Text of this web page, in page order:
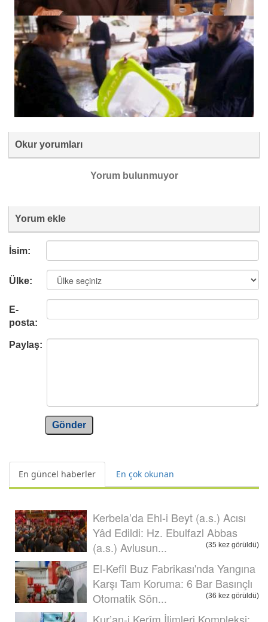
Okur yorumları
Yorum bulunmuyor
Yorum ekle
İsim:
Ülke:
E-
posta:
Paylaş:
Gönder
En güncel haberler En çok okunan
Kerbela’da Ehl-i Beyt (a.s.) Acısı
Yâd Edildi: Hz. Ebulfazl Abbas
(a.s.) Avlusun...
(35 kez görüldü)
El-Kefîl Buz Fabrikası'nda Yangına
Karşı Tam Koruma: 6 Bar Basınçlı
Otomatik Sön...
(36 kez görüldü)
Kur’an-i Kerîm İlimleri Kompleksi: